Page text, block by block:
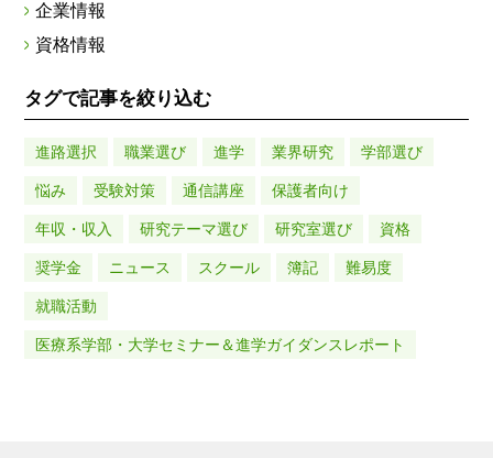
企業情報
資格情報
タグで記事を絞り込む
進路選択 職業選び 進学 業界研究 学部選び
悩み 受験対策 通信講座 保護者向け
年収・収入 研究テーマ選び 研究室選び 資格
奨学金 ニュース スクール 簿記 難易度
就職活動
医療系学部・大学セミナー＆進学ガイダンスレポート